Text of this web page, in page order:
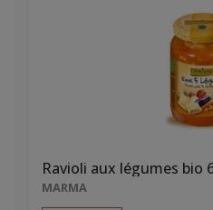
Ravioli aux légumes bio
MARMA